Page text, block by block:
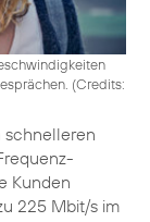
(Credits:
schnelleren
Kunden
225 Mbit/s im